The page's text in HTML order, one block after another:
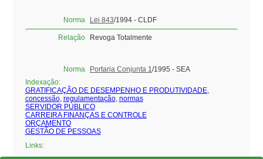
Norma Lei 843/1994 - CLDF
Relação Revoga Totalmente
Norma Portaria Conjunta 1 /1995 - SEA
Indexação:
GRATIFICAÇÃO DE DESEMPENHO E PRODUTIVIDADE,
concessão, regulamentação, normas
SERVIDOR PÚBLICO
CARREIRA FINANÇAS E CONTROLE
ORÇAMENTO
GESTÃO DE PESSOAS
Links: